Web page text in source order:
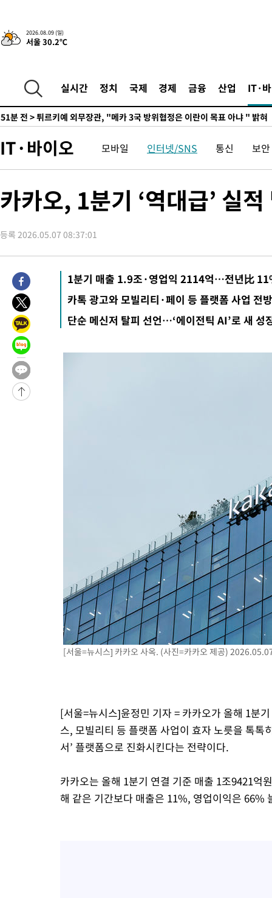
2026.08.09 (일)
서울 30.2℃
실시간 정치 국제 경제 금융 산업 IT·
-18234초 전 >'2경기 연속 침묵' 손흥민, 톨루카전 68분만 뛰고 슈팅 0개
-16986초 전 >이강인, 오늘 서울서 AT마드리드 입단식…'전례 없는 특급대
-3339초 전 >
콜롬비아 신임 우파 대통령 취임 하루만에 차량폭탄 폭발 사건
튀르키예 외무장관, "메카 3국 방위협정은 이란이 목표 아냐 " 밝혀
1시간 전 >이군이 불법 군시설 건설한 레바논 남부에서 레바논군 3명 폭발로
2시간 전 > 美 국방부, 켄달 전 공군장관 보안허가 취소…“에어포스원 기밀정
2시간 전 >‘축구의 신’ 아르헨티나 축구 선수 메시의 부친 지병 별세
-31048초 전 >"일본축구협회, 대한축구협회 성 접대 의혹 심판 조사"
정상
-19055초 전 >"얼마나 더웠으면"…안동 물길공원서 헤엄친 구렁이 '소동'
-18982초 전 >손흥민, 68분 뛰고 2경기 침묵…LAFC, 톨루카에 1-0 승리(종
-18254초 전 >
'2경기 연속 침묵' 손흥민, 톨루카전 68분만 뛰고 슈팅 0개
-17006초 전 >
이강인, 오늘 서울서 AT마드리드 입단식…'전례 없는 특급대
-3888초 전 >
'여긴 20도, 저긴 50도'…열화상 카메라로 본 폭염 저감시설 '온
-3359초 전 >
콜롬비아 신임 우파 대통령 취임 하루만에 차량폭탄 폭발 사건
50분 전 >
1시간 전 >
이군이 불법 군시설 건설한 레바논 남부에서 레바논군 3명 폭발로
2시간 전 >
2시간 전 >
론 누출”
IT·바이오 모바일 인터넷/SNS 통신 보안
카카오, 1분기 ‘역대급’ 실
등록 2026.05.07 08:37:01
1분기 매출 1.9조·영업익 2114억…전년比
카톡 광고와 모빌리티·페이 등 플랫폼 사업 전
단순 메신저 탈피 선언…‘에이전틱 AI’로 새 성
[서울=뉴시스] 카카오 사옥. (사진=카카오 제공)
[서울=뉴시스]윤정민 기자 = 카카오가 올해 1분
스, 모빌리티 등 플랫폼 사업이 효자 노릇을 톡톡
서’ 플랫폼으로 진화시킨다는 전략이다.
카카오는 올해 1분기 연결 기준 매출 1조9421억
해 같은 기간보다 매출은 11%, 영업이익은 66%